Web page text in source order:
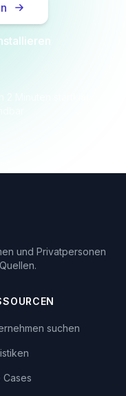
und Privatpersonen
suchen
Cases